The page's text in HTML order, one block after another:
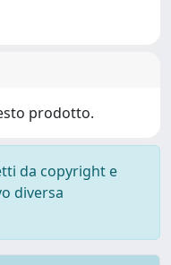
prodotto.
da copyright e
diversa